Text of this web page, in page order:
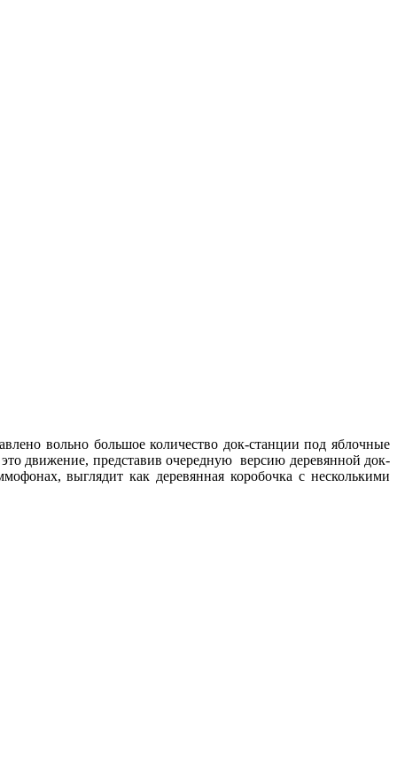
вольно большое количество док-станции под яблочные
движение, представив очередную версию деревянной док-
выглядит как деревянная коробочка с несколькими